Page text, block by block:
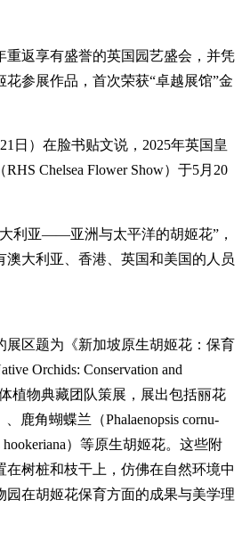
重返享有盛誉的英国园艺盛会，并凭
参展作品，首次荣获“卓越展馆”金
日）在脸书贴文说，2025年英国皇
Chelsea Flower Show）于5月20
利亚——亚洲与太平洋的胡姬花”，
澳大利亚、香港、英国和美国的人员
展区题为《新加坡原生胡姬花：保育
Orchids: Conservation and
植物典藏团队策展，展出包括丽花
、鹿角蝴蝶兰（Phalaenopsis cornu-
）等原生胡姬花。这些附
在树桩和枝干上，仿佛在自然环境中
园在胡姬花保育方面的成果与美学理